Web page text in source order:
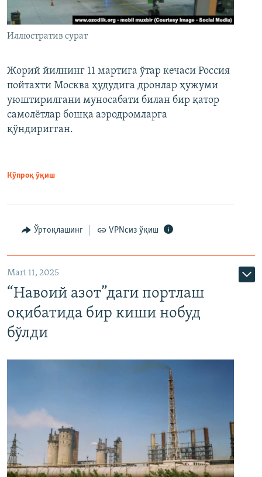
Иллюстратив сурат
Жорий йилнинг 11 мартига ўтар кечаси Россия
пойтахти Москва ҳудудига дронлар ҳужуми
уюштирилгани муносабати билан бир қатор
самолётлар бошқа аэродромларга
қўндиригган.
Кўпроқ ўқиш
Ўртоқлашинг VPNсиз ўқиш
Mart 11, 2025
“Навоий азот”даги портлаш
оқибатида бир киши нобуд
бўлди